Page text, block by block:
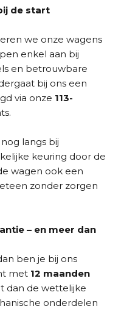
de start
we onze wagens
enkel aan bij
en betrouwbare
bij ons een
via onze 113-
langs bij
keuring door de
wagen ook een
zonder zorgen
– en meer dan
ben je bij ons
met 12 maanden
dan de wettelijke
onderdelen